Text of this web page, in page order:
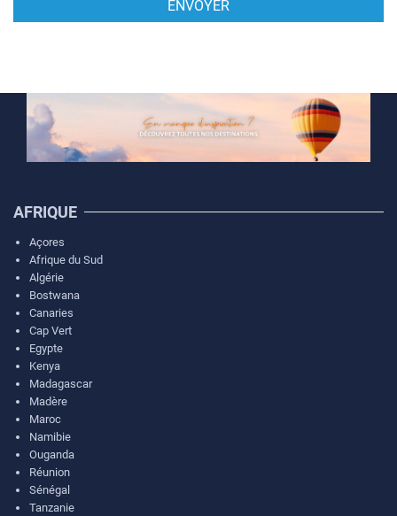
AFRIQUE
Açores
Afrique du Sud
Algérie
Bostwana
Canaries
Cap Vert
Egypte
Kenya
Madagascar
Madère
Maroc
Namibie
Ouganda
Réunion
Sénégal
Tanzanie